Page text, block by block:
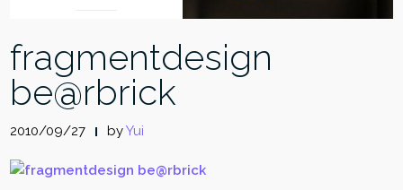
fragmentdesign
be@rbrick
2010/09/27 byYui